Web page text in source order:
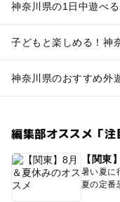
神奈川県の1日中遊べ
子どもと楽しめる！神
神奈川県のおすすめ外
編集部オススメ「注
【関東
暑い夏に
夏の定番